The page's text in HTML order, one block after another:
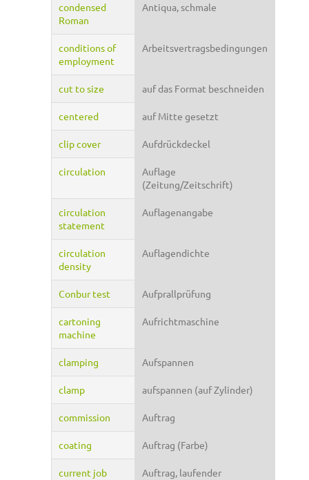
condensed
Roman
Antiqua, schmale
conditions of
employment
Arbeitsvertragsbedingungen
cut to size auf das Format beschneiden
centered auf Mitte gesetzt
clip cover Aufdrückdeckel
circulation
Auflage
(Zeitung/Zeitschrift)
circulation
statement
Auflagenangabe
circulation
density
Auflagendichte
Conbur test Aufprallprüfung
cartoning
machine
Aufrichtmaschine
clamping Aufspannen
clamp aufspannen (auf Zylinder)
commission Auftrag
coating Auftrag (Farbe)
current job Auftrag, laufender